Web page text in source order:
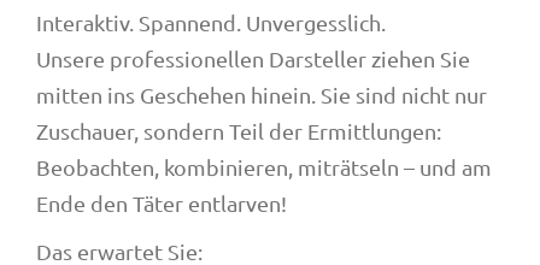
Interaktiv. Spannend. Unvergesslich.
Unsere professionellen Darsteller ziehen Sie
mitten ins Geschehen hinein. Sie sind nicht nur
Zuschauer, sondern Teil der Ermittlungen:
Beobachten, kombinieren, miträtseln – und am
Ende den Täter entlarven!
Das erwartet Sie: